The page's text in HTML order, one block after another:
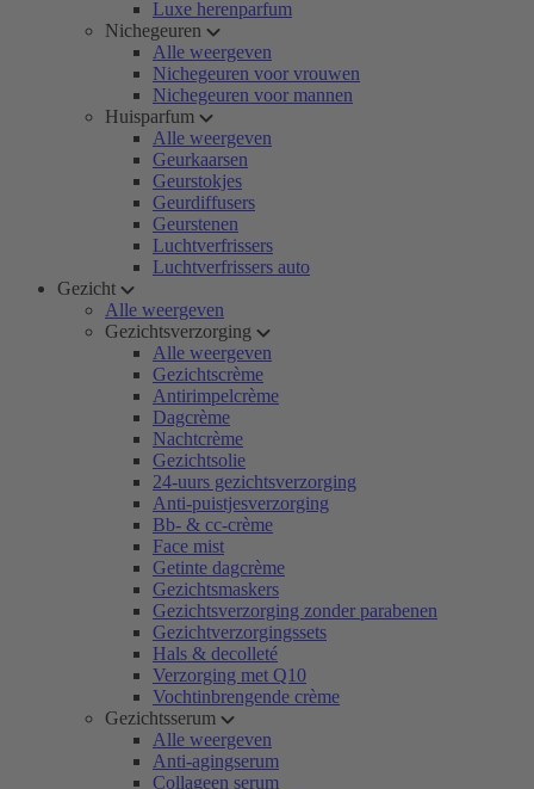
Luxe herenparfum
Nichegeuren
Alle weergeven
Nichegeuren voor vrouwen
Nichegeuren voor mannen
Huisparfum
Alle weergeven
Geurkaarsen
Geurstokjes
Geurdiffusers
Geurstenen
Luchtverfrissers
Luchtverfrissers auto
Gezicht
Alle weergeven
Gezichtsverzorging
Alle weergeven
Gezichtscrème
Antirimpelcrème
Dagcrème
Nachtcrème
Gezichtsolie
24-uurs gezichtsverzorging
Anti-puistjesverzorging
Bb- & cc-crème
Face mist
Getinte dagcrème
Gezichtsmaskers
Gezichtsverzorging zonder parabenen
Gezichtverzorgingssets
Hals & decolleté
Verzorging met Q10
Vochtinbrengende crème
Gezichtsserum
Alle weergeven
Anti-agingserum
Collageen serum